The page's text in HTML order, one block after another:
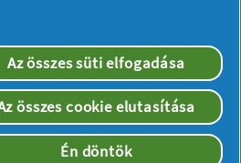
fejjel, az
MicroGrip
is
Az összes süti elfogadása
összes cookie elutasítása
Én döntök